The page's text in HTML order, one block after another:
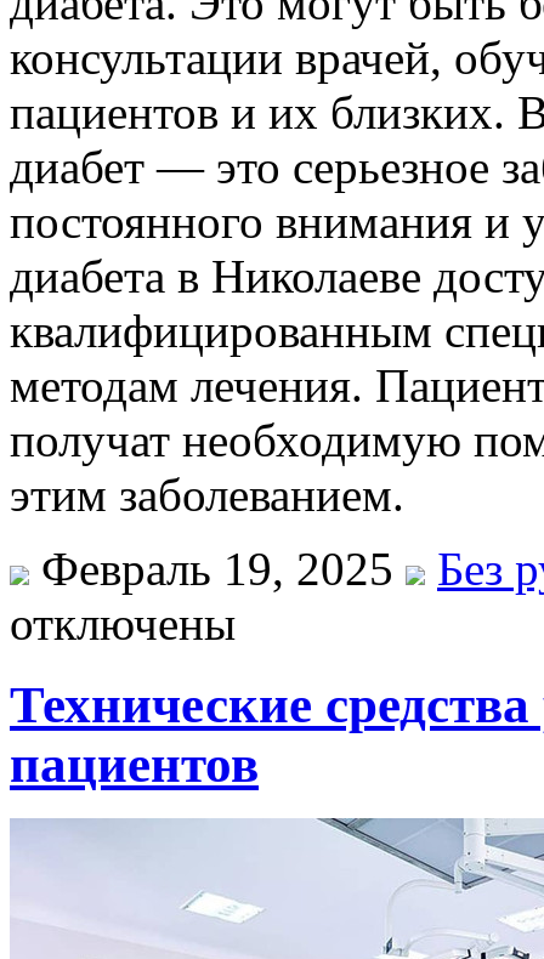
консультации врачей,
пациентов и их близких.
диабет — это серьезное
постоянного внимания и
диабета в Николаеве
квалифицированным
методам лечения.
получат необходимую
этим заболеванием.
Февраль 19, 2025
Без
отключены
Технические
пациентов